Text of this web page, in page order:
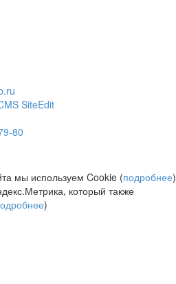
SiteEdit
80
мы используем Cookie (подробнее)
который также
)